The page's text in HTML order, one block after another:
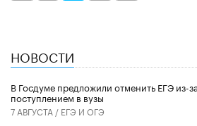
НОВОСТИ
В Госдуме предложили отменить ЕГЭ из-
поступлением в вузы
7 АВГУСТА / ЕГЭ И ОГЭ